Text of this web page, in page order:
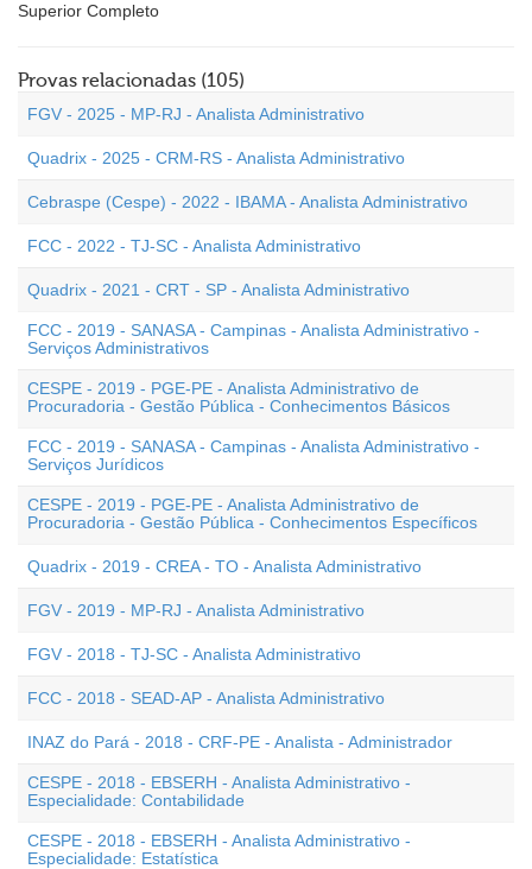
Superior Completo
Provas relacionadas (105)
FGV - 2025 - MP-RJ - Analista Administrativo
Quadrix - 2025 - CRM-RS - Analista Administrativo
Cebraspe (Cespe) - 2022 - IBAMA - Analista Administrativo
FCC - 2022 - TJ-SC - Analista Administrativo
Quadrix - 2021 - CRT - SP - Analista Administrativo
FCC - 2019 - SANASA - Campinas - Analista Administrativo -
Serviços Administrativos
CESPE - 2019 - PGE-PE - Analista Administrativo de
Procuradoria - Gestão Pública - Conhecimentos Básicos
FCC - 2019 - SANASA - Campinas - Analista Administrativo -
Serviços Jurídicos
CESPE - 2019 - PGE-PE - Analista Administrativo de
Procuradoria - Gestão Pública - Conhecimentos Específicos
Quadrix - 2019 - CREA - TO - Analista Administrativo
FGV - 2019 - MP-RJ - Analista Administrativo
FGV - 2018 - TJ-SC - Analista Administrativo
FCC - 2018 - SEAD-AP - Analista Administrativo
INAZ do Pará - 2018 - CRF-PE - Analista - Administrador
CESPE - 2018 - EBSERH - Analista Administrativo -
Especialidade: Contabilidade
CESPE - 2018 - EBSERH - Analista Administrativo -
Especialidade: Estatística